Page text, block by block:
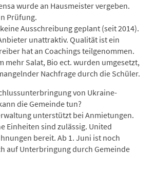
wurde an Hausmeister vergeben.
Prüfung.
Ausschreibung geplant (seit 2014).
unattraktiv. Qualität ist ein
hat an Coachings teilgenommen.
mehr Salat, Bio ect. wurden umgesetzt,
Nachfrage durch die Schüler.
von Ukraine-
die Gemeinde tun?
unterstützt bei Anmietungen.
Einheiten sind zulässig. United
bereit. Ab 1. Juni ist noch
auf Unterbringung durch Gemeinde